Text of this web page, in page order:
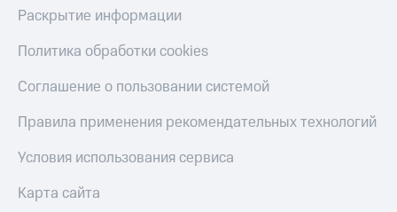
Раскрытие информации
Политика обработки cookies
Соглашение о пользовании системой
Правила применения рекомендательных технологий
Условия использования сервиса
Карта сайта